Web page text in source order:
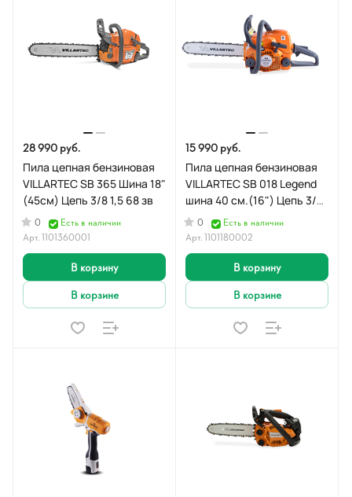
28 990 руб.
Пила цепная бензиновая
VILLARTEC SB 365 Шина 18"
(45см) Цепь 3/8 1,5 68 зв
0
Есть в наличии
Арт.1101360001
В корзину
В корзине
15 990 руб.
Пила цепная бензиновая
VILLARTEC SB 018 Legend
шина 40 см.(16") Цепь 3/8
1,3 55 зв.
0
Есть в наличии
Арт.1101180002
В корзину
В корзине